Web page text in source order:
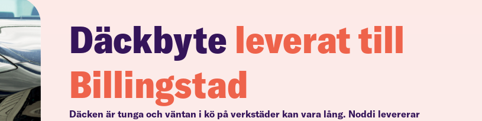
Däckbyte leverat till
Billingstad
Däcken är tunga och väntan i kö på verkstäder kan vara lång. Noddi levererar